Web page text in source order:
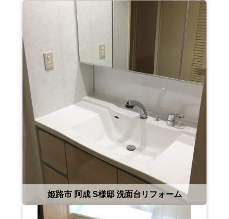
姫路市 阿成 S様邸 洗面台リフォーム